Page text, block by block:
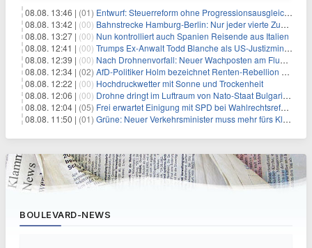
08.08. 13:46 | (01) Entwurf: Steuerreform ohne Progressionsausgleich geplant
08.08. 13:42 | (00) Bahnstrecke Hamburg-Berlin: Nur jeder vierte Zug pünktlich
08.08. 13:27 | (00) Nun kontrolliert auch Spanien Reisende aus Italien
08.08. 12:41 | (00) Trumps Ex-Anwalt Todd Blanche als US-Justizminister bestätigt
08.08. 12:39 | (00) Nach Drohnenvorfall: Neuer Wachposten am Flughafen
08.08. 12:34 | (02) AfD-Politiker Holm bezeichnet Renten-Rebellion als "Rollenspiel"
08.08. 12:22 | (00) Hochdruckwetter mit Sonne und Trockenheit
08.08. 12:06 | (00) Drohne dringt im Luftraum von Nato-Staat Bulgarien ein
08.08. 12:04 | (05) Frei erwartet Einigung mit SPD bei Wahlrechtsreform
08.08. 11:50 | (01) Grüne: Neuer Verkehrsminister muss mehr fürs Klima tun
BOULEVARD-NEWS